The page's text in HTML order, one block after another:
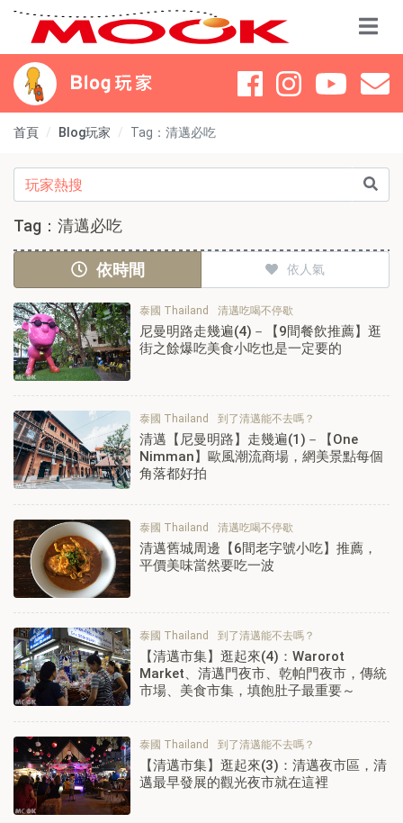
首頁 Blog玩家 Tag：清邁必吃
Tag：清邁必吃
依時間 依人氣
泰國 Thailand 清邁吃喝不停歇
尼曼明路走幾遍(4)－【9間餐飲推薦】逛
街之餘爆吃美食小吃也是一定要的
泰國 Thailand 到了清邁能不去嗎？
清邁【尼曼明路】走幾遍(1)－【One
Nimman】歐風潮流商場，網美景點每個
角落都好拍
泰國 Thailand 清邁吃喝不停歇
清邁舊城周邊【6間老字號小吃】推薦，
平價美味當然要吃一波
泰國 Thailand 到了清邁能不去嗎？
【清邁市集】逛起來(4)：Warorot
Market、清邁門夜市、乾帕門夜市，傳統
市場、美食市集，填飽肚子最重要～
泰國 Thailand 到了清邁能不去嗎？
【清邁市集】逛起來(3)：清邁夜市區，清
邁最早發展的觀光夜市就在這裡